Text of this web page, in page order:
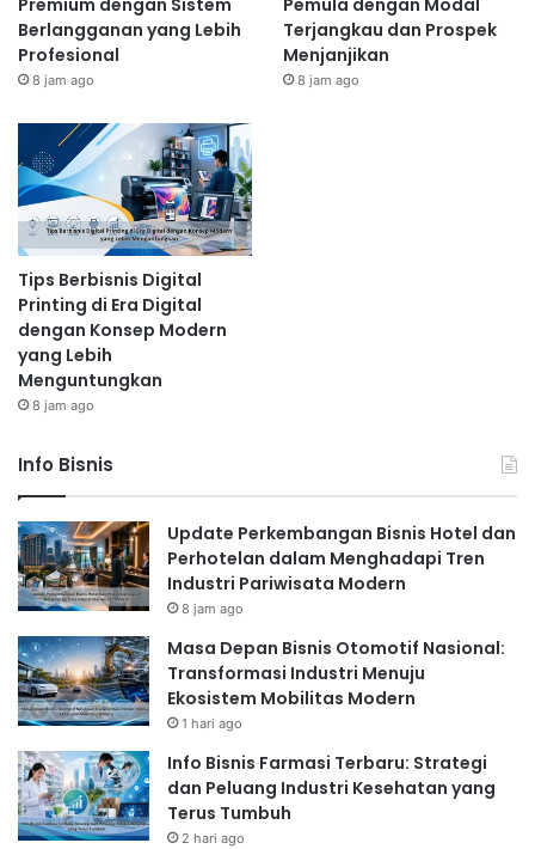
Premium dengan Sistem
Berlangganan yang Lebih
Profesional
8 jam ago
Pemula dengan Modal
Terjangkau dan Prospek
Menjanjikan
8 jam ago
Tips Berbisnis Digital
Printing di Era Digital
dengan Konsep Modern
yang Lebih
Menguntungkan
8 jam ago
Info Bisnis
Update Perkembangan Bisnis Hotel dan
Perhotelan dalam Menghadapi Tren
Industri Pariwisata Modern
8 jam ago
Masa Depan Bisnis Otomotif Nasional:
Transformasi Industri Menuju
Ekosistem Mobilitas Modern
1 hari ago
Info Bisnis Farmasi Terbaru: Strategi
dan Peluang Industri Kesehatan yang
Terus Tumbuh
2 hari ago